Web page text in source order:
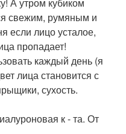
А утром кубиком
свежим, румяным и
если лицо усталое,
пропадает!
каждый день (я
лица становится с
сухость.
к - та. От